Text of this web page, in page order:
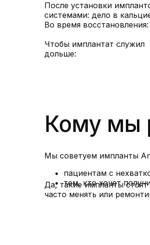
После установки
системами: дело в
Во время восстановления:
Чтобы имплантат служил
дольше:
Мы советуем импланты
пациентам с
тем, кто хочет
Да, такие импланты
часто менять или
Кому мы